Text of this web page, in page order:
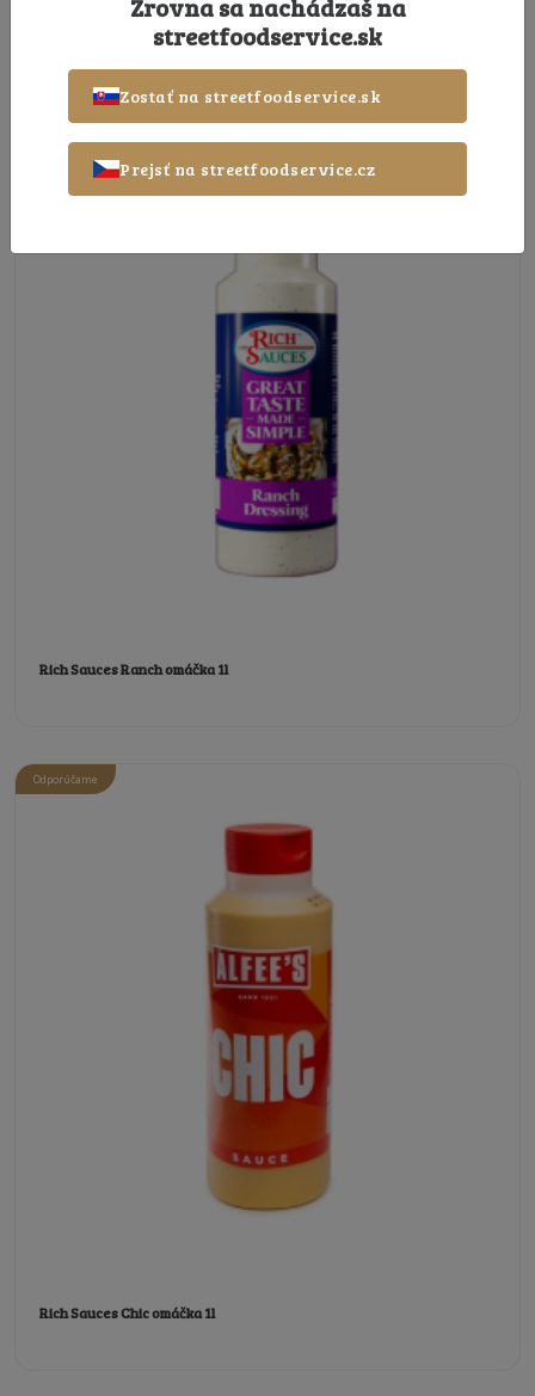
Remia Pečený cesnak omáčka 800ml
Rich Sauces Ranch omáčka 1l
Odporúčame
Rich Sauces Chic omáčka 1l
Zrovna sa nachádzaš na
streetfoodservice.sk
Zostať na streetfoodservice.sk
Prejsť na streetfoodservice.cz